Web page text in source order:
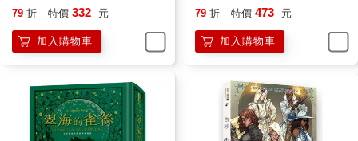
藏書票．御沙而行」，邪惡
部圖像小說全彩精緻完整
79 折 特價 332 元
加入購物車
幻天才大神超凡驚豔震撼全
79 折 特價 473 元
加入購物車